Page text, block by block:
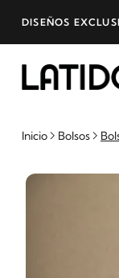
DISEÑOS
Inicio Bolsos